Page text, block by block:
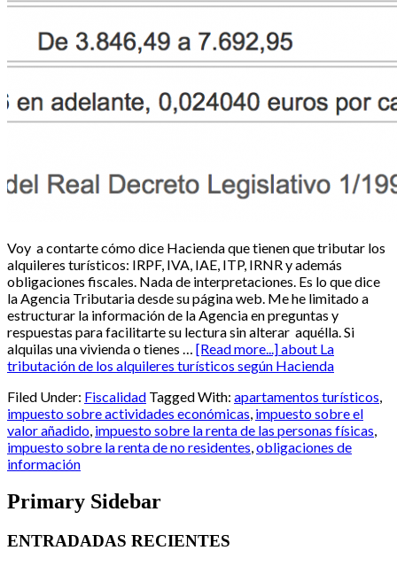
Voy a contarte cómo dice Hacienda que tienen que tributar los
alquileres turísticos: IRPF, IVA, IAE, ITP, IRNR y además
obligaciones fiscales. Nada de interpretaciones. Es lo que dice
la Agencia Tributaria desde su página web. Me he limitado a
estructurar la información de la Agencia en preguntas y
respuestas para facilitarte su lectura sin alterar aquélla. Si
alquilas una vivienda o tienes … [Read more...]about La
tributación de los alquileres turísticos según Hacienda
Filed Under: Fiscalidad Tagged With: apartamentos turísticos,
impuesto sobre actividades económicas, impuesto sobre el
valor añadido, impuesto sobre la renta de las personas físicas,
impuesto sobre la renta de no residentes,obligaciones de
información
Primary Sidebar
ENTRADADAS RECIENTES